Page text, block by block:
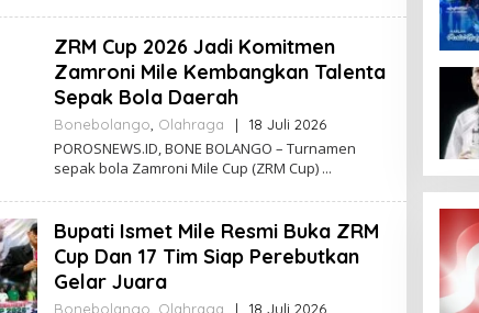
O
N
S
ZRM Cup 2026 Jadi Komitmen
Zamroni Mile Kembangkan Talenta
Sepak Bola Daerah
Bonebolango Olahraga | 18 Juli 2026O
E
H
R
O
S
POROSNEWS.ID, BONE BOLANGO – Turnamen
sepak bola Zamroni Mile Cup (ZRM Cup)
Bupati Ismet Mile Resmi Buka ZRM
Cup Dan 17 Tim Siap Perebutkan
Gelar Juara
Bonebolango Olahraga | 18 Juli 2026O